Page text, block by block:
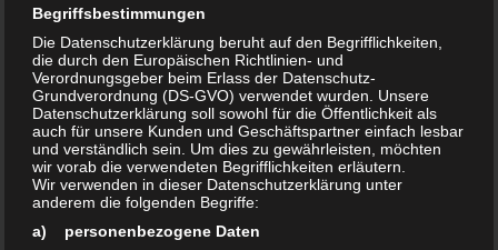
demnach oxidiert und der Sauerstoff reduziert. Diese
Reaktion wird auch Redoxreaktion genannt.
Soweit so gut. Aber die Verhältnisse sind weitaus
komplizierter. Es gibt eine Vielzahl verschiedener
Möglichkeiten von Redoxreaktionen, und eigentlich ist fast
jede chemische Reaktion unter dieser Kategorie
einzuordnen. Das Resultat solcher Reaktionen sind stets
neu entstehende chemische Verbindungen mit neuen
Begriffsbestimmungen
Die Datenschutzerklärung beruht auf den Begrifflichkeiten,
die durch den Europäischen Richtlinien- und
Verordnungsgeber beim Erlass der Datenschutz-
Grundverordnung (DS-GVO) verwendet wurden. Unsere
Datenschutzerklärung soll sowohl für die Öffentlichkeit als
auch für unsere Kunden und Geschäftspartner einfach lesbar
und verständlich sein. Um dies zu gewährleisten, möchten
wir vorab die verwendeten Begrifflichkeiten erläutern.
Wir verwenden in dieser Datenschutzerklärung unter
anderem die folgenden Begriffe:
a) personenbezogene Daten